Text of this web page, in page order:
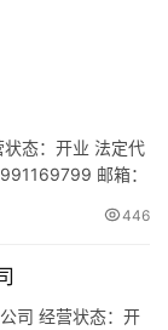
态：开业 法定代
邮箱：
市浐灞生态区金桥
446
司 经营状态：开